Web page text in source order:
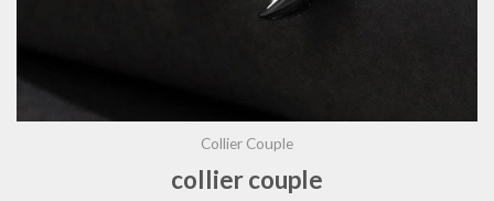
Collier Couple
collier couple